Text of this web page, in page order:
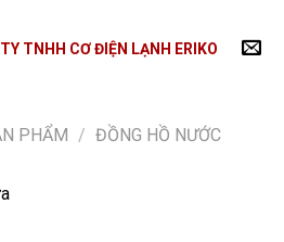
TNHH CƠ ĐIỆN LẠNH ERIKO
PHẨM / ĐỒNG HỒ NƯỚC